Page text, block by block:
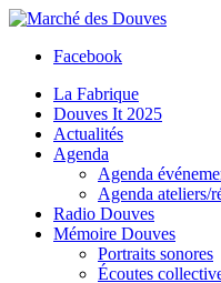
Facebook
La Fabrique
Douves It 2025
Actualités
Agenda
Agenda
Agenda ateliers/
Radio Douves
Mémoire Douves
Portraits sonores
Écoutes